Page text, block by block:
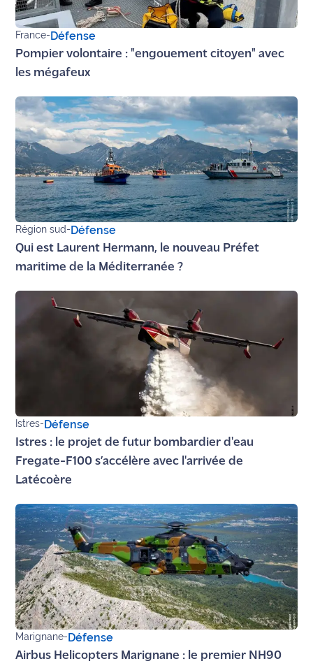
site maritima.fr
Archives
France-Défense
Pompier volontaire : "engouement citoyen" avec
les mégafeux
Région sud-Défense
Qui est Laurent Hermann, le nouveau Préfet
maritime de la Méditerranée ?
Istres-Défense
Istres : le projet de futur bombardier d'eau
Fregate-F100 s’accélère avec l'arrivée de
Latécoère
Marignane-Défense
Airbus Helicopters Marignane : le premier NH90